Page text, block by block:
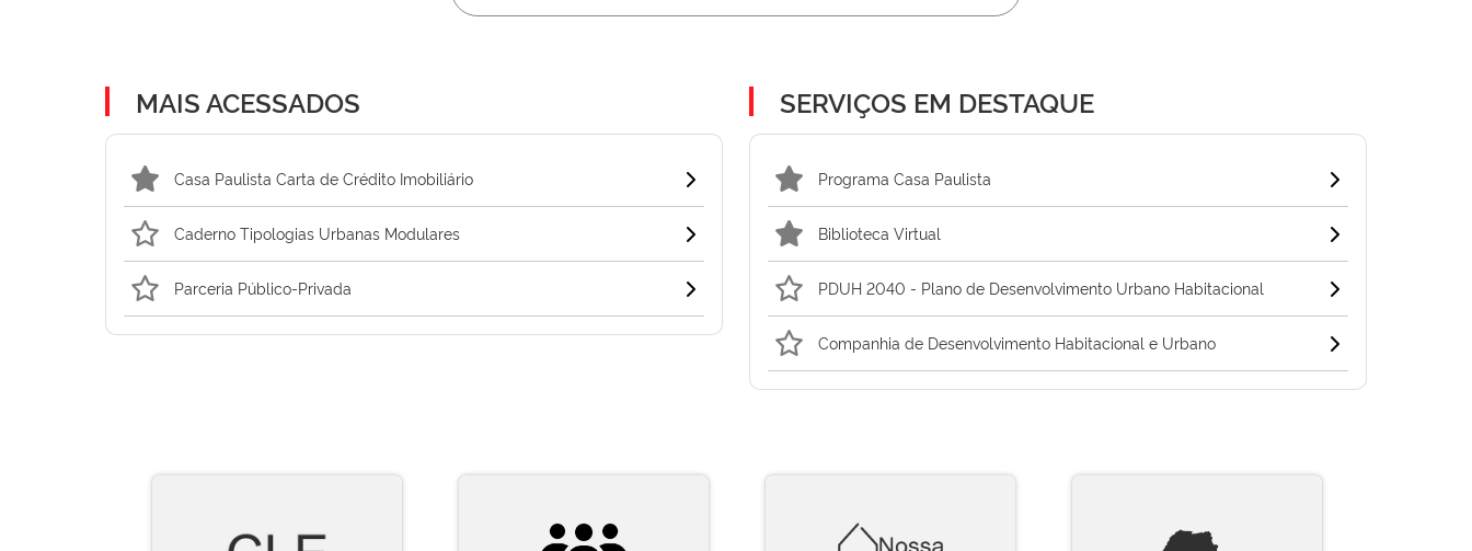
MAIS ACESSADOS
Casa Paulista Carta de Crédito Imobiliário
Caderno Tipologias Urbanas Modulares
Parceria Público-Privada
SERVIÇOS EM DESTAQUE
Programa Casa Paulista
Biblioteca Virtual
PDUH 2040 - Plano de Desenvolvimento Urbano Habitacional
Companhia de Desenvolvimento Habitacional e Urbano